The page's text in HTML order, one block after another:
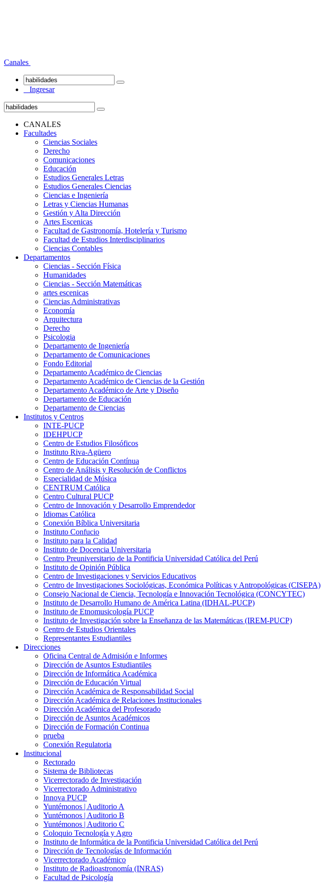
Canales
Ingresar
CANALES
Facultades
Ciencias Sociales
Derecho
Comunicaciones
Educación
Estudios Generales Letras
Estudios Generales Ciencias
Ciencias e Ingeniería
Letras y Ciencias Humanas
Gestión y Alta Dirección
Artes Escenicas
Facultad de Gastronomía, Hotelería y Turismo
Facultad de Estudios Interdisciplinarios
Ciencias Contables
Departamentos
Ciencias - Sección Física
Humanidades
Ciencias - Sección Matemáticas
artes escenicas
Ciencias Administrativas
Economía
Arquitectura
Derecho
Psicologia
Departamento de Ingeniería
Departamento de Comunicaciones
Fondo Editorial
Departamento Académico de Ciencias
Departamento Académico de Ciencias de la Gestión
Departamento Académico de Arte y Diseño
Departamento de Educación
Departamento de Ciencias
Institutos y Centros
INTE-PUCP
IDEHPUCP
Centro de Estudios Filosóficos
Instituto Riva-Agüero
Centro de Educación Contínua
Centro de Análisis y Resolución de Conflictos
Especialidad de Música
CENTRUM Católica
Centro Cultural PUCP
Centro de Innovación y Desarrollo Emprendedor
Idiomas Católica
Conexión Bíblica Universitaria
Instituto Confucio
Instituto para la Calidad
Instituto de Docencia Universitaria
Centro Preuniversitario de la Pontificia Universidad Católica del Perú
Instituto de Opinión Pública
Centro de Investigaciones y Servicios Educativos
Centro de Investigaciones Sociológicas, Económica Políticas y Antropológicas (CISEPA)
Consejo Nacional de Ciencia, Tecnología e Innovación Tecnológica (CONCYTEC)
Instituto de Desarrollo Humano de América Latina (IDHAL-PUCP)
Instituto de Etnomusicología PUCP
Instituto de Investigación sobre la Enseñanza de las Matemáticas (IREM-PUCP)
Centro de Estudios Orientales
Representantes Estudiantiles
Direcciones
Oficina Central de Admisión e Informes
Dirección de Asuntos Estudiantiles
Dirección de Informática Académica
Dirección de Educación Virtual
Dirección Académica de Responsabilidad Social
Dirección Académica de Relaciones Institucionales
Dirección Académica del Profesorado
Dirección de Asuntos Académicos
Dirección de Formación Continua
prueba
Conexión Regulatoria
Institucional
Rectorado
Sistema de Bibliotecas
Vicerrectorado de Investigación
Vicerrectorado Administrativo
Innova PUCP
Yuntémonos | Auditorio A
Yuntémonos | Auditorio B
Yuntémonos | Auditorio C
Coloquio Tecnología y Agro
Instituto de Informática de la Pontificia Universidad Católica del Perú
Dirección de Tecnologías de Información
Vicerrectorado Académico
Instituto de Radioastronomía (INRAS)
Facultad de Psicología